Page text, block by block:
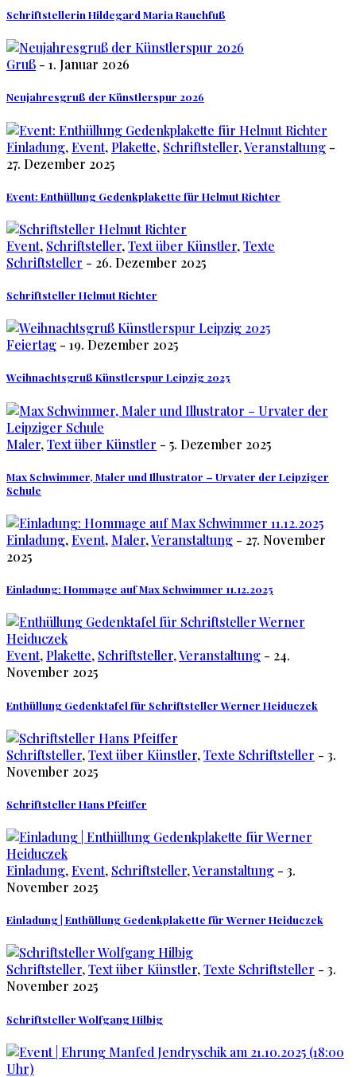
Schriftstellerin Hildegard Maria Rauchfuß
Gruß - 1. Januar 2026
Neujahresgruß der Künstlerspur 2026
Einladung,Event, Plakette, Schriftsteller,Veranstaltung -
27. Dezember 2025
Event: Enthüllung Gedenkplakette für Helmut Richter
Event, Schriftsteller,Text über Künstler,Texte
Schriftsteller - 26. Dezember 2025
Schriftsteller Helmut Richter
Feiertag - 19. Dezember 2025
Weihnachtsgruß Künstlerspur Leipzig 2025
Maler,Text über Künstler - 5. Dezember 2025
Max Schwimmer, Maler und Illustrator – Urvater der Leipziger
Schule
Einladung,Event, Maler,Veranstaltung - 27. November
2025
Einladung: Hommage auf Max Schwimmer 11.12.2025
Event, Plakette, Schriftsteller,Veranstaltung - 24.
November 2025
Enthüllung Gedenktafel für Schriftsteller Werner Heiduczek
Schriftsteller,Text über Künstler,Texte Schriftsteller - 3.
November 2025
Schriftsteller Hans Pfeiffer
Einladung,Event, Schriftsteller,Veranstaltung - 3.
November 2025
Einladung | Enthüllung Gedenkplakette für Werner Heiduczek
Schriftsteller,Text über Künstler,Texte Schriftsteller - 3.
November 2025
Schriftsteller Wolfgang Hilbig